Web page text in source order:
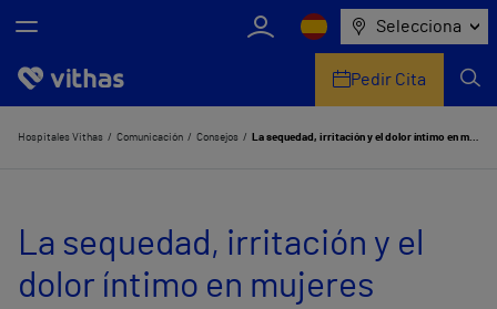
Selecciona
Nosotros
Servicios de salud
Equipo médico y asistencial
Pedir Cita
Hospitales Vithas Comunicación Consejos La sequedad, irritación y el dolor íntimo en mujeres pueden ser síntomas del síndrome genitourinario de la menopausia
La sequedad, irritación y el
dolor íntimo en mujeres